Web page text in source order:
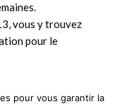
vous y trouvez
pour le
prenez soin de
pour vous garantir la